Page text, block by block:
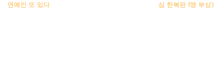
연예인 또 있다
심 한복판 1명 부상)